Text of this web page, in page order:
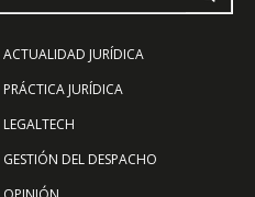
ACTUALIDAD JURÍDICA
PRÁCTICA JURÍDICA
LEGALTECH
GESTIÓN DEL DESPACHO